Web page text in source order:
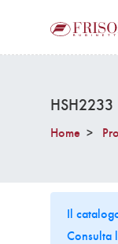
HSH2233
Home
Il
Consulta